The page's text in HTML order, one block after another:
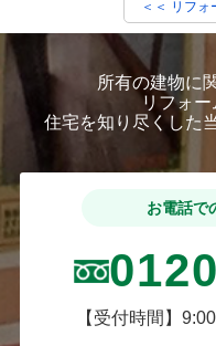
＜＜ リフ
所有の建物に
リフォ
住宅を知り尽くした
お電話で
【受付時間】